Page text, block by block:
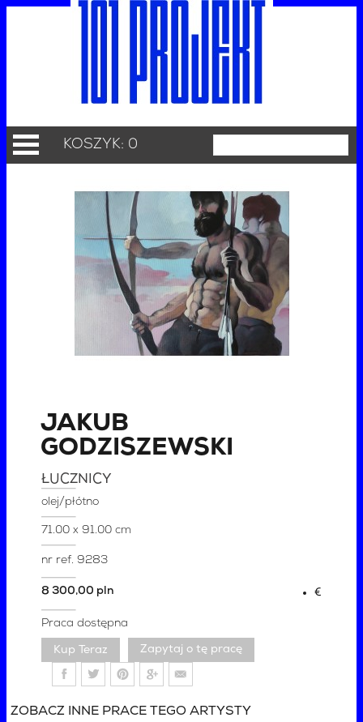
KOSZYK: 0
JAKUB
GODZISZEWSKI
ŁUCZNICY
olej/płótno
71.00 x 91.00 cm
nr ref.9283
8 300,00 pln €
Praca dostępna
Zapytaj o tę pracę
ZOBACZ INNE PRACE TEGO ARTYSTY